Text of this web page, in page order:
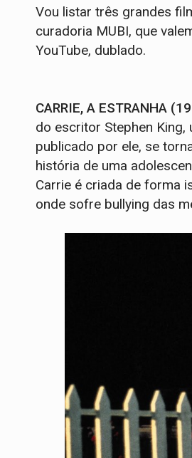
Vou listar três grandes
curadoria MUBI, que
YouTube, dublado.
CARRIE, A ESTRANHA
do escritor Stephen
publicado por ele, se
história de uma
Carrie é criada de forma
onde sofre bullying das